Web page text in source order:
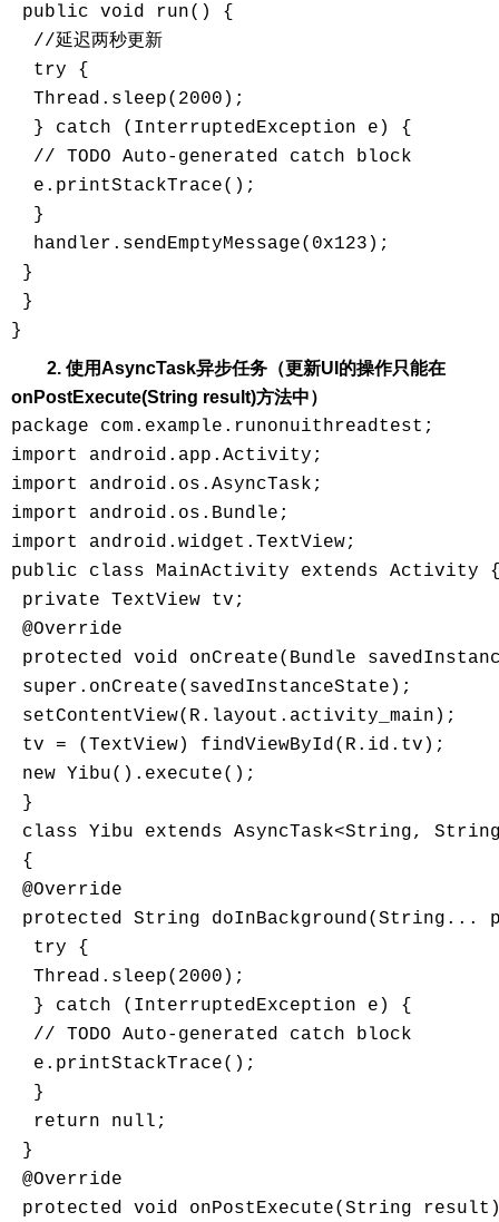
public void run() {
  //延迟两秒更新
  try {
  Thread.sleep(2000);
  } catch (InterruptedException e) {
  // TODO Auto-generated catch block
  e.printStackTrace();
  }
  handler.sendEmptyMessage(0x123);
}
}
2. 使用AsyncTask异步任务（更新UI的操作只能在
onPostExecute(String result)方法中）
package com.example.runonuithreadtest;
import android.app.Activity;
import android.os.AsyncTask;
import android.os.Bundle;
import android.widget.TextView;
public class MainActivity extends Activity
private TextView tv;
@Override
protected void onCreate(Bundle
super.onCreate(savedInstanceState);
setContentView(R.layout.activity_main);
tv = (TextView) findViewById(R.id.tv);
new Yibu().execute();
}
class Yibu extends AsyncTask<String,
{
@Override
protected String doInBackground(String...
  try {
  Thread.sleep(2000);
  } catch (InterruptedException e) {
  // TODO Auto-generated catch block
  e.printStackTrace();
  }
  return null;
}
@Override
protected void onPostExecute(String